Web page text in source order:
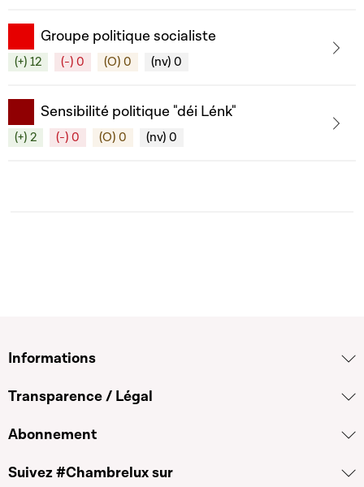
Groupe politique socialiste
(+) 12 (-) 0 (O) 0 (nv) 0
Sensibilité politique "déi Lénk"
(+) 2 (-) 0 (O) 0 (nv) 0
Informations
Transparence / Légal
Abonnement
Suivez #Chambrelux sur